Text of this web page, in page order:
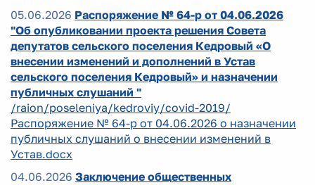
05.06.2026 Распоряжение № 64-р от 04.06.2026
"Об опубликовании проекта решения Совета
депутатов сельского поселения Кедровый «О
внесении изменений и дополнений в Устав
сельского поселения Кедровый» и назначении
публичных слушаний "
/raion/poseleniya/kedroviy/covid-2019/
Распоряжение № 64-р от 04.06.2026 о назначении
публичных слушаний о внесении изменений в
Устав.docx
04.06.2026 Заключение общественных